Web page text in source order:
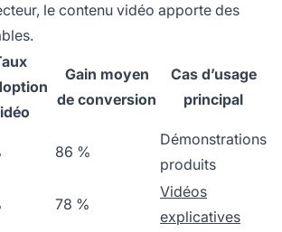
le contenu vidéo apporte des
Gain moyen
de conversion
Cas d’usage
principal
86 %
Démonstrations
produits
78 %
Vidéos
explicatives